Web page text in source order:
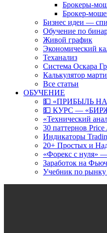
Брокеры-
Брокер-
Бизнес идеи —
Обучение по
Живой график
Экономический
Теханализ
Система Оскара
Калькулятор
Все статьи
ОБУЧЕНИЕ
💵 «ПРИБЫЛЬ
💵 КУРС —
«Технический
30 паттернов
Индикаторы
20+ Простых и
«Форекс с нуля»
Заработок на
Учебник по